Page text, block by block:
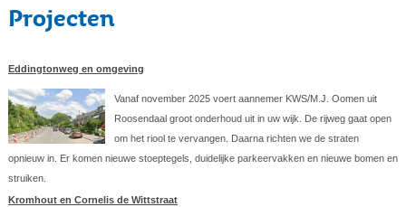
Projecten
Eddingtonweg en omgeving
Vanaf november 2025 voert aannemer KWS/M.J. Oomen uit
Roosendaal groot onderhoud uit in uw wijk. De rijweg gaat open
om het riool te vervangen. Daarna richten we de straten
opnieuw in. Er komen nieuwe stoeptegels, duidelijke parkeervakken en nieuwe bomen en
struiken.
Kromhout en Cornelis de Wittstraat